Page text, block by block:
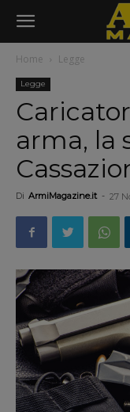
Home Legge
Legge
arma, la
Di ArmiMagazine.it - 27